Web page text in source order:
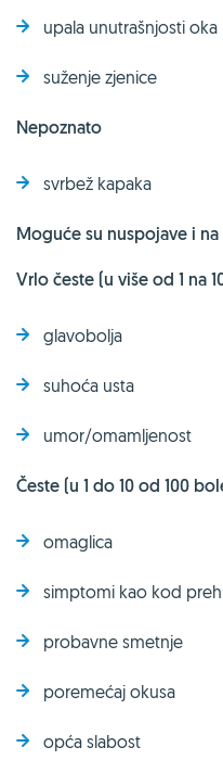
upala unutrašnjosti oka
suženje zjenice
Nepoznato
svrbež kapaka
Moguće su nuspojave i
Vrlo česte (u više od 1 na
glavobolja
suhoća usta
umor/omamljenost
Česte (u 1 do 10 od 100
omaglica
simptomi kao kod
probavne smetnje
poremećaj okusa
opća slabost